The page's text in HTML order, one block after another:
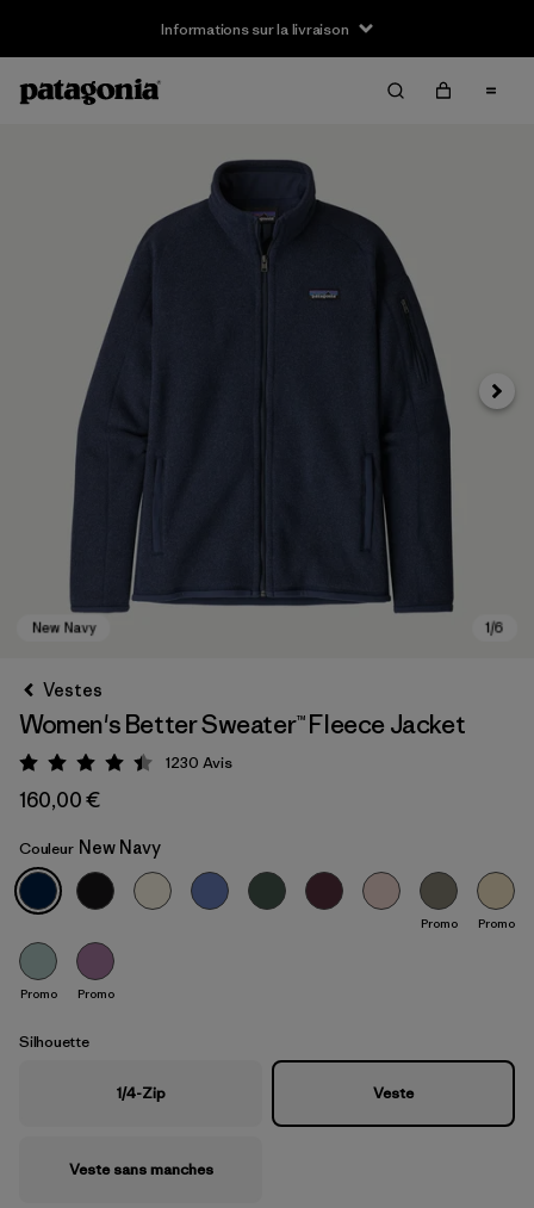
Informations sur la livraison
New Navy
Vestes
Women's Better Sweater™ Fleece Jacket
Évaluation: 4.5 / 5
1230 Avis
160,00 €
Couleur New Navy
Promo Promo
Promo Promo
Silhouette
1/4-Zip Veste
Veste sans manches